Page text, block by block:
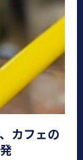
カフェの